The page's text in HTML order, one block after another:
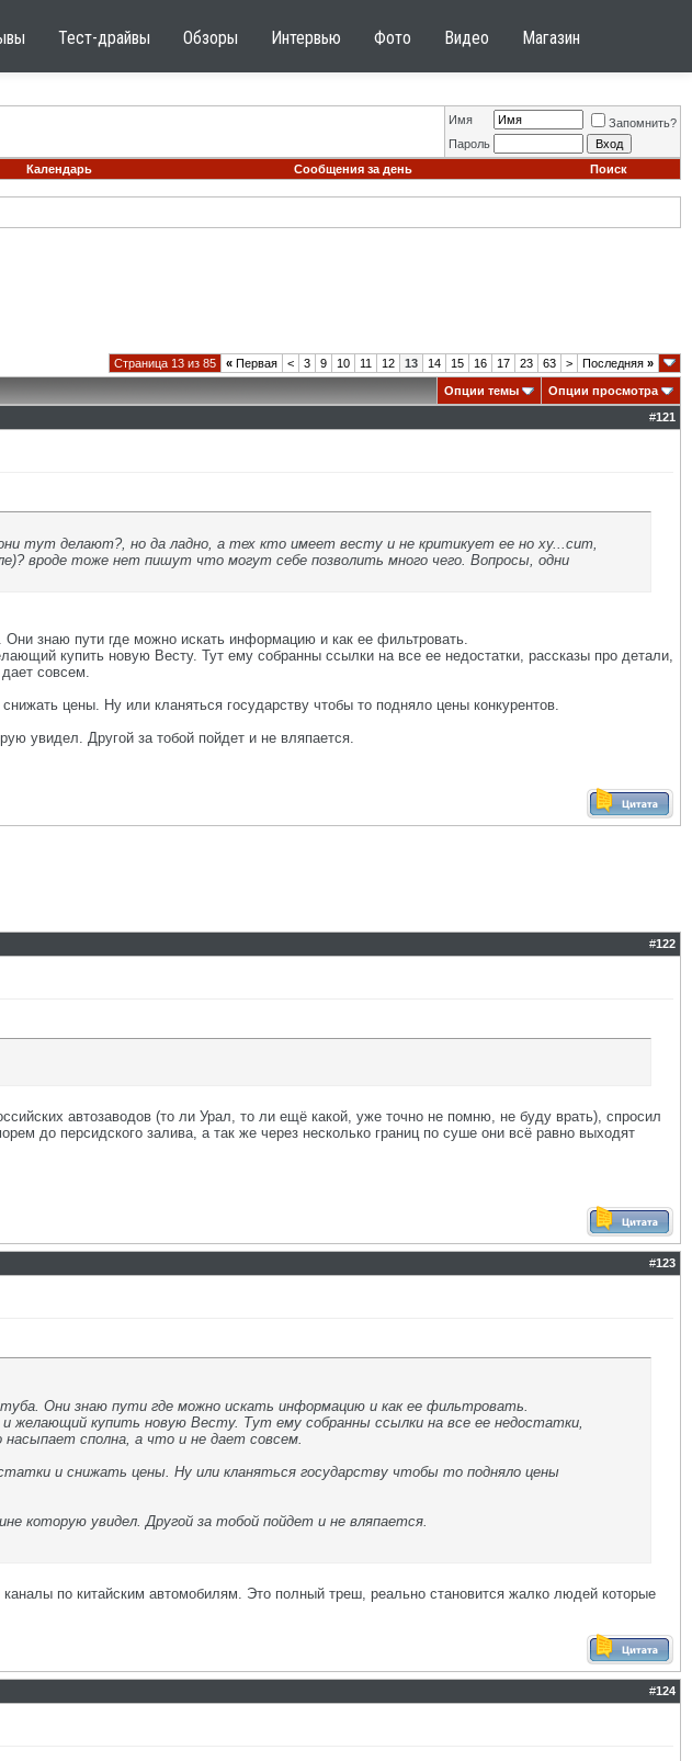
Тест-драйвы Обзоры Интервью Фото Видео Магазин
Имя
Запомнить?
Пароль
Календарь Сообщения за день Поиск
Страница 13 из 85 « Первая < 3 9 10 11 12 13 14 15 16 17 23 63 > Последняя »
Опции темы
Опции просмотра
#121
тут делают?, но да ладно, а тех кто имеет весту и не критикует ее но ху...сит,
вроде тоже нет пишут что могут себе позволить много чего. Вопросы, одни
знаю пути где можно искать информацию и как ее фильтровать.
купить новую Весту. Тут ему собранны ссылки на все ее недостатки, рассказы про детали,
совсем.
цены. Ну или кланяться государству чтобы то подняло цены конкурентов.
увидел. Другой за тобой пойдет и не вляпается.
#122
автозаводов (то ли Урал, то ли ещё какой, уже точно не помню, не буду врать), спросил
до персидского залива, а так же через несколько границ по суше они всё равно выходят
#123
Они знаю пути где можно искать информацию и как ее фильтровать.
желающий купить новую Весту. Тут ему собранны ссылки на все ее недостатки,
сполна, а что и не дает совсем.
и снижать цены. Ну или кланяться государству чтобы то подняло цены
которую увидел. Другой за тобой пойдет и не вляпается.
по китайским автомобилям. Это полный треш, реально становится жалко людей которые
#124